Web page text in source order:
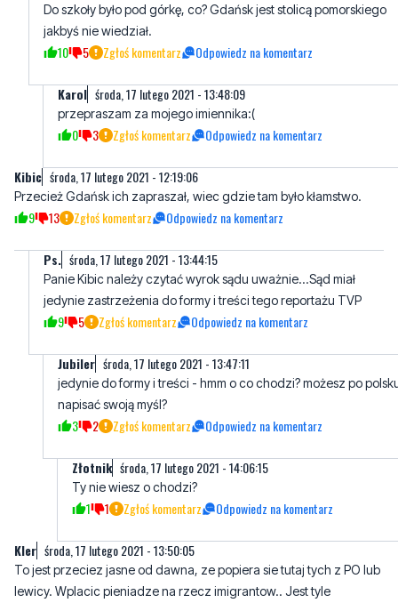
Do szkoły było pod górkę, co? Gdańsk jest stolicą pomorskiego
jakbyś nie wiedział.
10 5 Zgłoś komentarz Odpowiedz na komentarz
Karol środa, 17 lutego 2021 - 13:48:09
przepraszam za mojego imiennika:(
0 3 Zgłoś komentarz Odpowiedz na komentarz
Kibic środa, 17 lutego 2021 - 12:19:06
Przecież Gdańsk ich zapraszał, wiec gdzie tam było kłamstwo.
9 13 Zgłoś komentarz Odpowiedz na komentarz
Ps. środa, 17 lutego 2021 - 13:44:15
Panie Kibic należy czytać wyrok sądu uważnie...Sąd miał
jedynie zastrzeżenia do formy i treści tego reportażu TVP
9 5 Zgłoś komentarz Odpowiedz na komentarz
Jubiler środa, 17 lutego 2021 - 13:47:11
jedynie do formy i treści - hmm o co chodzi? możesz po
napisać swoją myśl?
3 2 Zgłoś komentarz Odpowiedz na komentarz
Złotnik środa, 17 lutego 2021 - 14:06:15
Ty nie wiesz o chodzi?
1 1 Zgłoś komentarz Odpowiedz na komentarz
Kler środa, 17 lutego 2021 - 13:50:05
To jest przeciez jasne od dawna, ze popiera sie tutaj tych z PO lub
lewicy. Wplacic pieniadze na rzecz imigrantow.. Jest tyle